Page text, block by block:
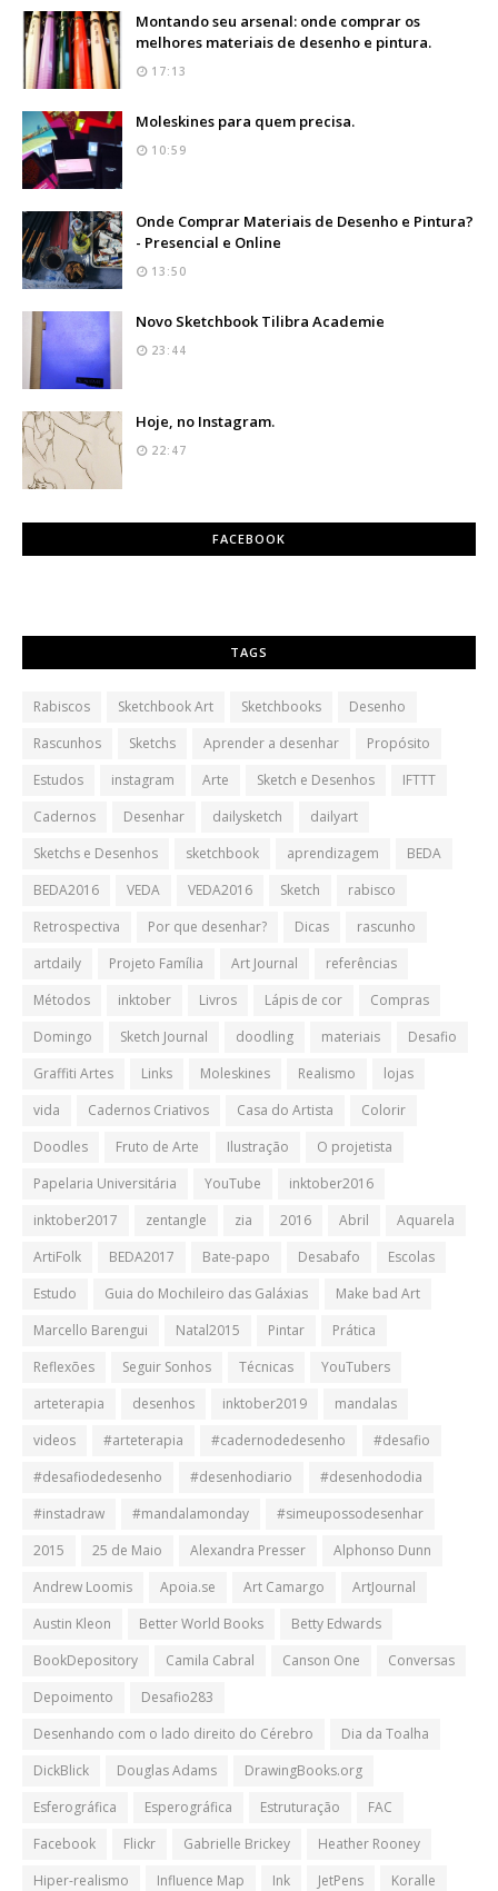
Montando seu arsenal: onde comprar os
melhores materiais de desenho e pintura.
17:13
Moleskines para quem precisa.
10:59
Onde Comprar Materiais de Desenho e Pintura?
- Presencial e Online
13:50
Novo Sketchbook Tilibra Academie
23:44
Hoje, no Instagram.
22:47
FACEBOOK
TAGS
Rabiscos Sketchbook Art Sketchbooks
Desenho
Rascunhos
Sketchs Aprender a desenhar
Propósito
Estudos
instagram Arte Sketch e Desenhos
IFTTT
Cadernos
Desenhar dailysketch
dailyart
Sketchs e Desenhos
sketchbook aprendizagem
BEDA
BEDA2016
VEDA VEDA2016 Sketch
rabisco
Retrospectiva
Por que desenhar? Dicas
rascunho
artdaily
Projeto Família Art Journal
referências
Métodos
inktober Livros Lápis de cor
Compras
Domingo
Sketch Journal doodling materiais
Desafio
Graffiti Artes
Links Moleskines Realismo
lojas
vida
Cadernos Criativos Casa do Artista
Colorir
Doodles
Fruto de Arte Ilustração
O projetista
Papelaria Universitária
YouTube
inktober2016
inktober2017
zentangle zia 2016 Abril
Aquarela
ArtiFolk
BEDA2017 Bate-papo Desabafo
Escolas
Estudo
Guia do Mochileiro das Galáxias
Make bad Art
Marcello Barengui
Natal2015 Pintar
Prática
Reflexões
Seguir Sonhos Técnicas
YouTubers
arteterapia
desenhos inktober2019
mandalas
videos
#arteterapia #cadernodedesenho
#desafio
#desafiodedesenho
#desenhodiario
#desenhododia
#instadraw
#mandalamonday
#simeupossodesenhar
2015
25 de Maio Alexandra Presser
Alphonso Dunn
Andrew Loomis
Apoia.se Art Camargo
ArtJournal
Austin Kleon
Better World Books
Betty Edwards
BookDepository
Camila Cabral Canson One
Conversas
Depoimento
Desafio283
Desenhando com o lado direito do Cérebro
Dia da Toalha
DickBlick
Douglas Adams
DrawingBooks.org
Esferográfica
Esperográfica Estruturação
FAC
Facebook
Flickr Gabrielle Brickey
Heather Rooney
Hiper-realismo
Influence Map Ink JetPens
Koralle